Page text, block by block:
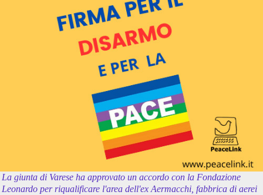
La giunta di Varese ha approvato un accordo con la Fondazione
Leonardo per riqualificare l'area dell'ex Aermacchi, fabbrica di aerei